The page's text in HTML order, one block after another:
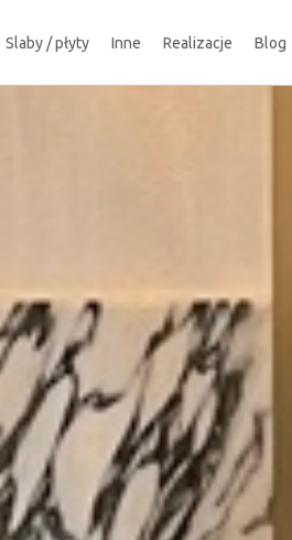
Slaby / płyty Inne Realizacje Blog